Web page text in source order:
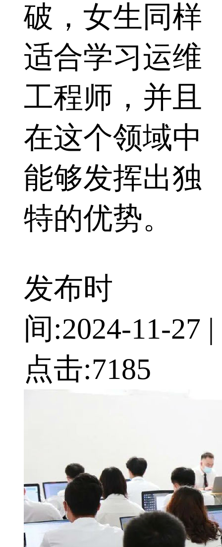
破，女生同样
适合学习运维
工程师，并且
在这个领域中
能够发挥出独
特的优势。
发布时
间:2024-11-27 |
点击:7185